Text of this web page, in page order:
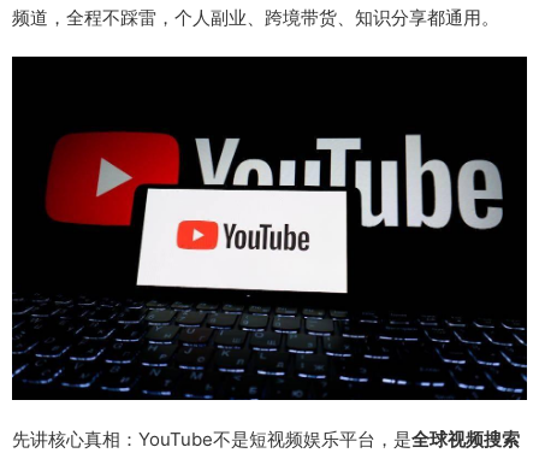
频道，全程不踩雷，个人副业、跨境带货、知识分享都通用。
先讲核心真相：YouTube不是短视频娱乐平台，是全球视频搜索